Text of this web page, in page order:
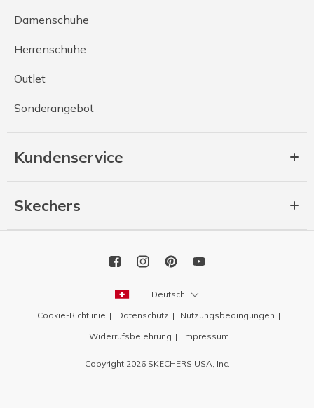
Damenschuhe
Herrenschuhe
Outlet
Sonderangebot
Kundenservice
Skechers
Deutsch
Cookie-Richtlinie Datenschutz
Nutzungsbedingungen
Widerrufsbelehrung
Impressum
Copyright 2026 SKECHERS USA, Inc.